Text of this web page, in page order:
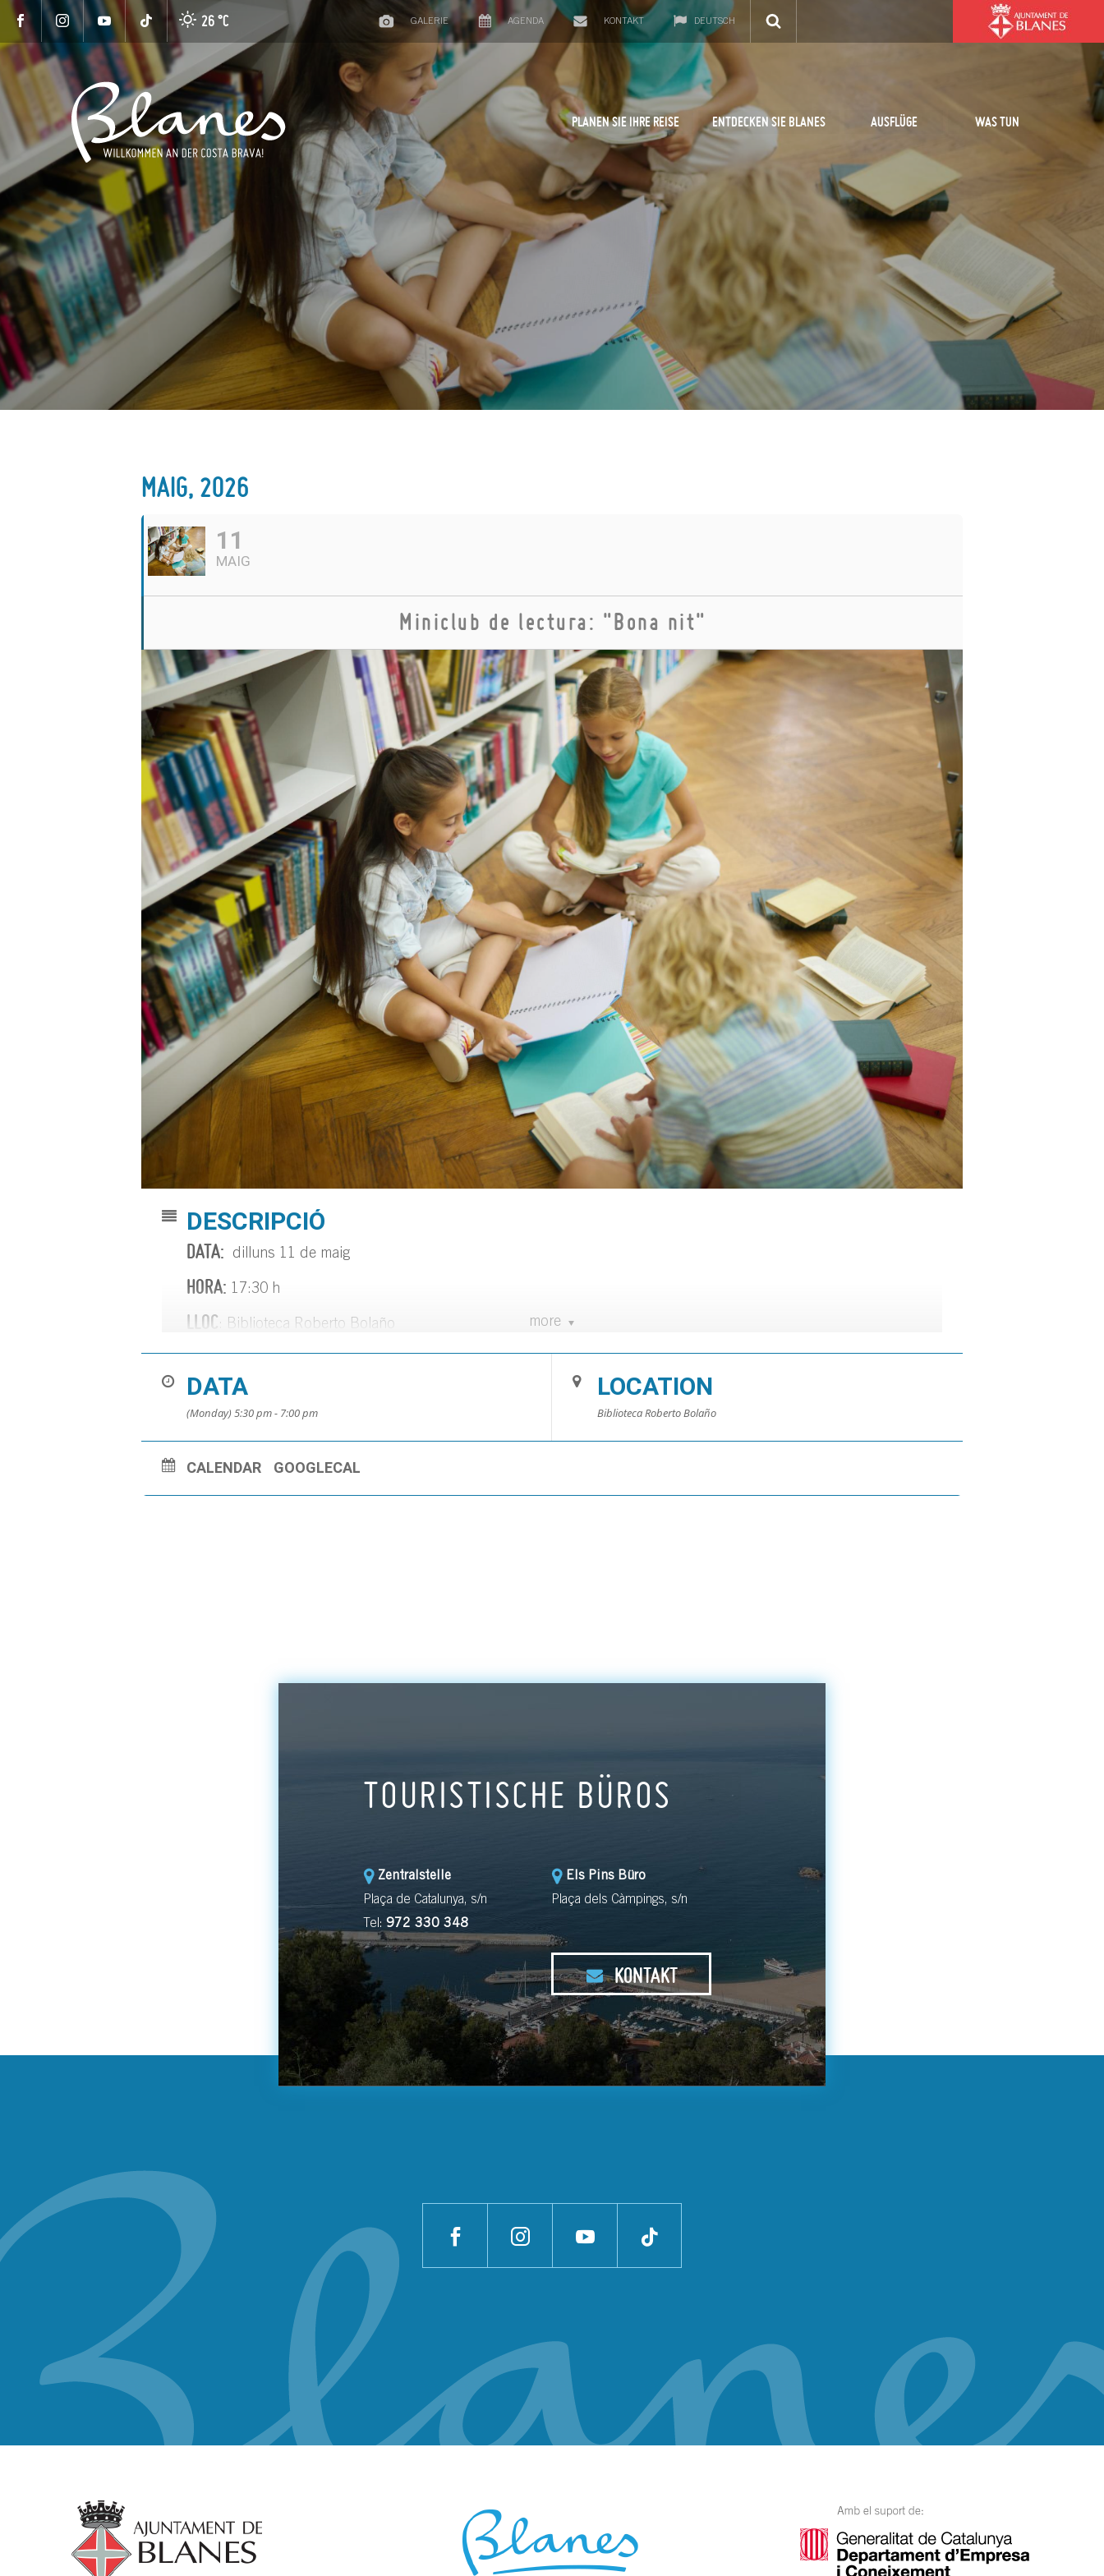
26 °C GALERIE AGENDA KONTAKT DEUTSCH
PLANEN SIE IHRE REISE ENTDECKEN SIE BLANES AUSFLÜGE WAS TUN
MAIG, 2026
11
MAIG
Miniclub de lectura: "Bona nit"
more
DESCRIPCIÓ
DATA: dilluns 11 de maig
HORA: 17:30 h
LLOC: Biblioteca Roberto Bolaño
Cranc de Marianna Coppo.
Per a nens i nenes de 5 a 7 anys, acompanyats pels seus pares.
Places limitades. (Places exhaurides. Llista d’espera)
DATA
(Monday) 5:30 pm - 7:00 pm
LOCATION
Biblioteca Roberto Bolaño
CALENDAR GOOGLECAL
TOURISTISCHE BÜROS
Zentralstelle
Plaça de Catalunya, s/n
Tel: 972 330 348
Els Pins Büro
Plaça dels Càmpings, s/n
KONTAKT